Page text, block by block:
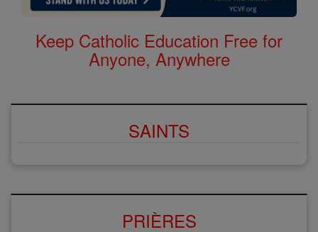
Keep Catholic Education Free for
Anyone, Anywhere
SAINTS
PRIÈRES